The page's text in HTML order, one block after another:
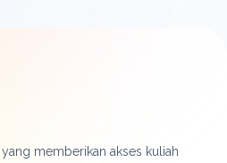
memberikan akses kuliah